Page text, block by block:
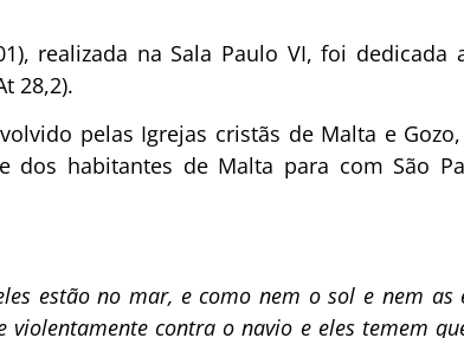
realizada na Sala Paulo VI, foi dedicada
28,2).
pelas Igrejas cristãs de Malta e
dos habitantes de Malta para com São
estão no mar, e como nem o sol e nem as
violentamente contra o navio e eles temem